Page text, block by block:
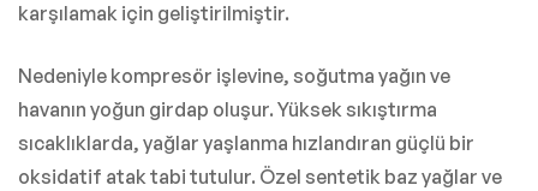
karşılamak için geliştirilmiştir.
Nedeniyle kompresör işlevine, soğutma yağın ve
havanın yoğun girdap oluşur. Yüksek sıkıştırma
sıcaklıklarda, yağlar yaşlanma hızlandıran güçlü bir
oksidatif atak tabi tutulur. Özel sentetik baz yağlar ve